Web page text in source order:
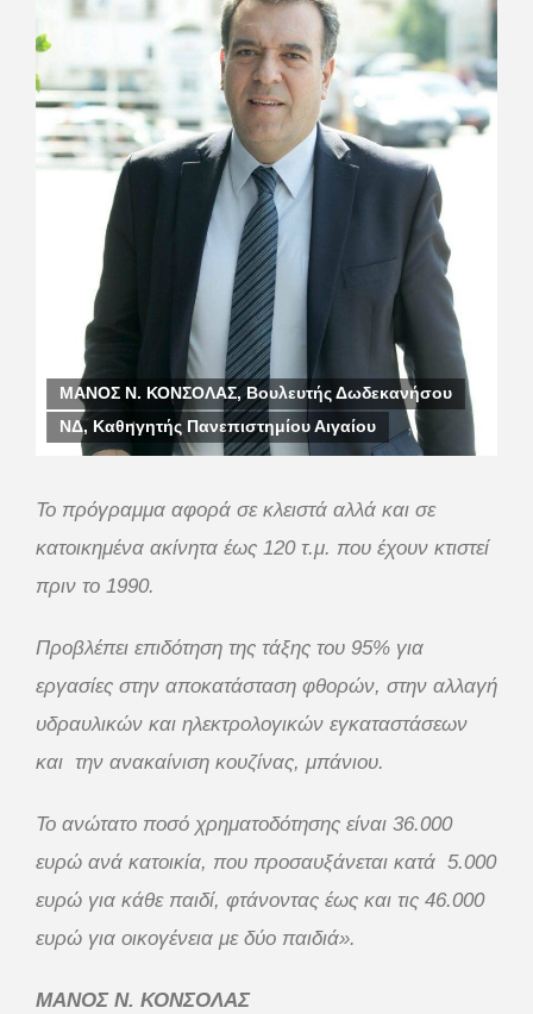
ΜΑΝΟΣ Ν. ΚΟΝΣΟΛΑΣ, Βουλευτής Δωδεκανήσου
ΝΔ, Καθηγητής Πανεπιστημίου Αιγαίου
Το πρόγραμμα αφορά σε κλειστά αλλά και σε
κατοικημένα ακίνητα έως 120 τ.μ. που έχουν κτιστεί
πριν το 1990.
Προβλέπει επιδότηση της τάξης του 95% για
εργασίες στην αποκατάσταση φθορών, στην αλλαγή
υδραυλικών και ηλεκτρολογικών εγκαταστάσεων
και την ανακαίνιση κουζίνας, μπάνιου.
Το ανώτατο ποσό χρηματοδότησης είναι 36.000
ευρώ ανά κατοικία, που προσαυξάνεται κατά 5.000
ευρώ για κάθε παιδί, φτάνοντας έως και τις 46.000
ευρώ για οικογένεια με δύο παιδιά».
ΜΑΝΟΣ Ν. ΚΟΝΣΟΛΑΣ